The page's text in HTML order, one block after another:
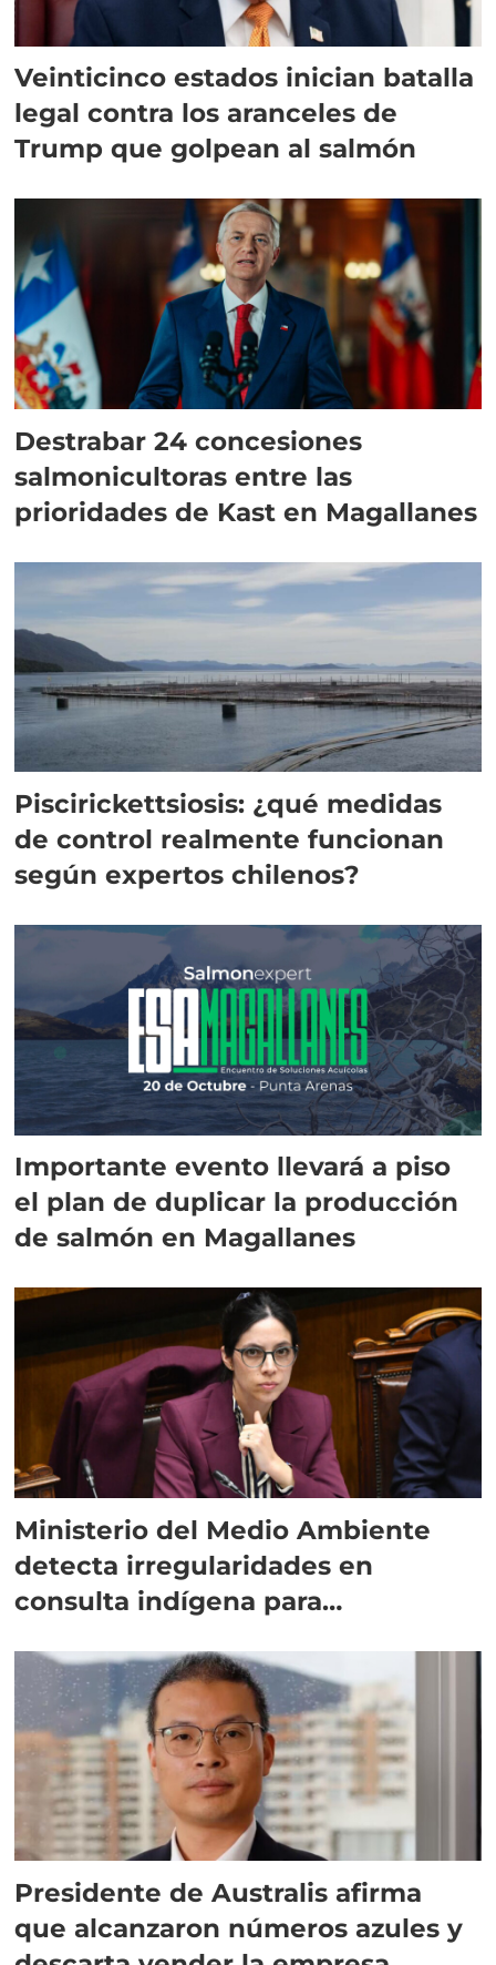
Veinticinco estados inician batalla
legal contra los aranceles de
Trump que golpean al salmón
Destrabar 24 concesiones
salmonicultoras entre las
prioridades de Kast en Magallanes
Piscirickettsiosis: ¿qué medidas
de control realmente funcionan
según expertos chilenos?
Importante evento llevará a piso
el plan de duplicar la producción
de salmón en Magallanes
Ministerio del Medio Ambiente
detecta irregularidades en
consulta indígena para
Presidente de Australis afirma
que alcanzaron números azules y